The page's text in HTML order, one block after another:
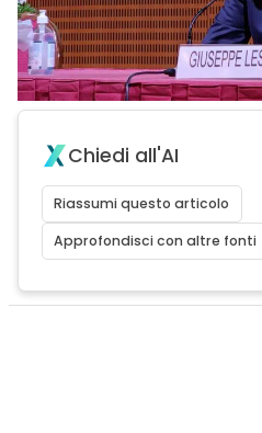
Chiedi all'AI
Riassumi questo articolo
Approfondisci con altre fonti